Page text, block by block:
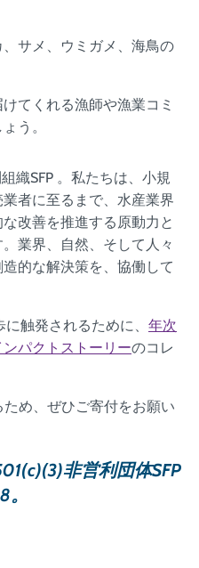
サメ、ウミガメ、海鳥の
てくれる漁師や漁業コミ
う。
織SFP 。私たちは、小規
者に至るまで、水産業界
改善を推進する原動力と
業界、自然、そして人々
的な解決策を、協働して
触発されるために、 年次
ンパクトストーリーのコレ
め、ぜひご寄付をお願い
非営利団体SFP